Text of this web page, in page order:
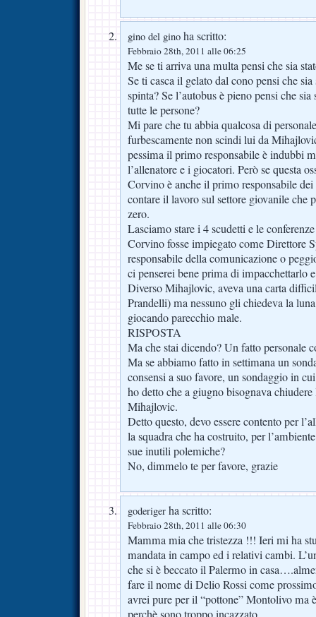
gino del gino ha scritto:
Febbraio 28th, 2011 alle 06:25
Me se ti arriva una multa pensi che sia
Se ti casca il gelato dal cono pensi che
spinta? Se l’autobus è pieno pensi che
tutte le persone?
Mi pare che tu abbia qualcosa di
furbescamente non scindi lui da
pessima il primo responsabile è indubbi
l’allenatore e i giocatori. Però se questa
Corvino è anche il primo responsabile dei
contare il lavoro sul settore giovanile che
zero.
Lasciamo stare i 4 scudetti e le
Corvino fosse impiegato come Direttore
responsabile della comunicazione o
ci penserei bene prima di impacchettarlo
Diverso Mihajlovic, aveva una carta
Prandelli) ma nessuno gli chiedeva la
giocando parecchio male.
RISPOSTA
Ma che stai dicendo? Un fatto personale
Ma se abbiamo fatto in settimana un
consensi a suo favore, un sondaggio in
ho detto che a giugno bisognava chiudere
Mihajlovic.
Detto questo, devo essere contento per
la squadra che ha costruito, per
sue inutili polemiche?
No, dimmelo te per favore, grazie
goderiger ha scritto:
Febbraio 28th, 2011 alle 06:30
Mamma mia che tristezza !!! Ieri mi ha
mandata in campo ed i relativi cambi.
che si è beccato il Palermo in
fare il nome di Delio Rossi come
avrei pure per il “pottone” Montolivo ma